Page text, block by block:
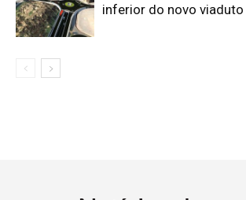
inferior do novo viaduto